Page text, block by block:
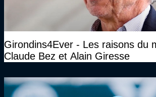
Girondins4Ever - Les raisons du
Claude Bez et Alain Giresse